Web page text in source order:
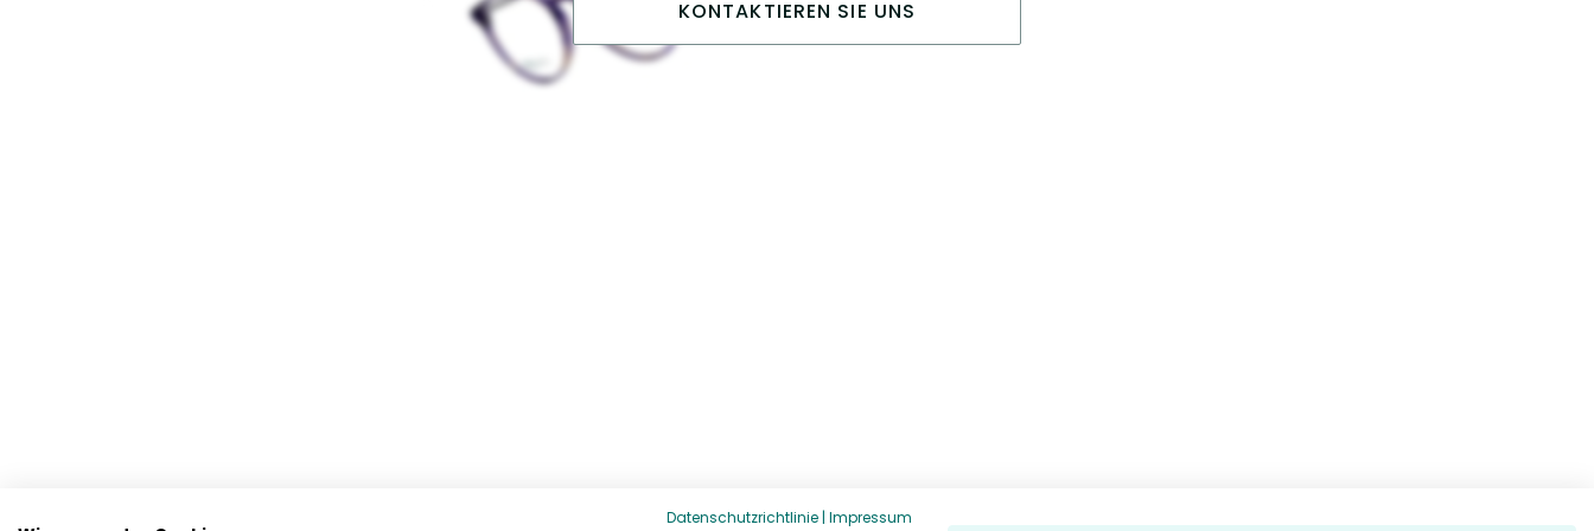
KONTAKTIEREN SIE UNS
Datenschutzrichtlinie | Impressum